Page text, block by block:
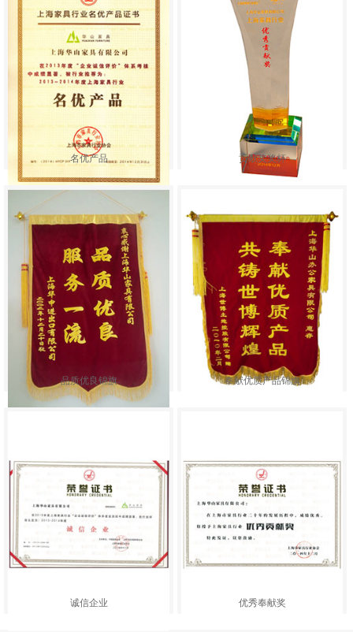
名优产品 贡献奖奖杯
品质优良锦旗 奉献优质产品锦旗
诚信企业 优秀奉献奖